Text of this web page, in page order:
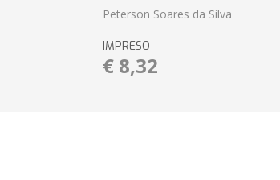
Peterson Soares da Silva
IMPRESO
€ 8,32